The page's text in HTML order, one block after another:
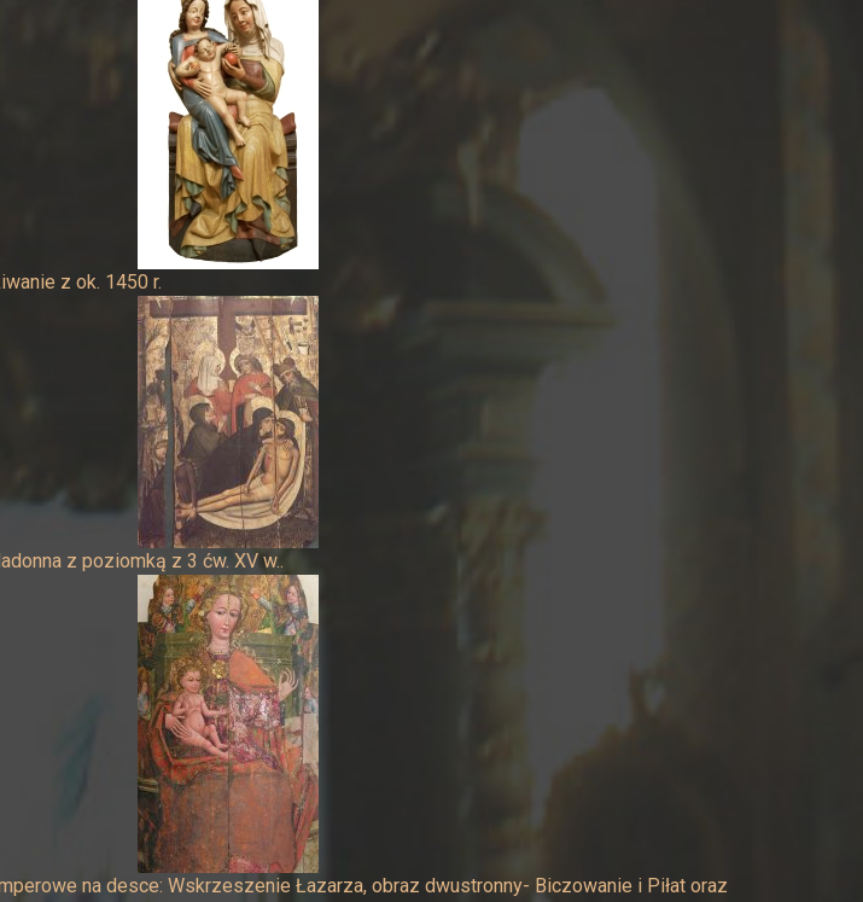
z ok. 1450 r.
z poziomką z 3 ćw. XV w..
na desce: Wskrzeszenie Łazarza, obraz dwustronny- Biczowanie i Piłat oraz